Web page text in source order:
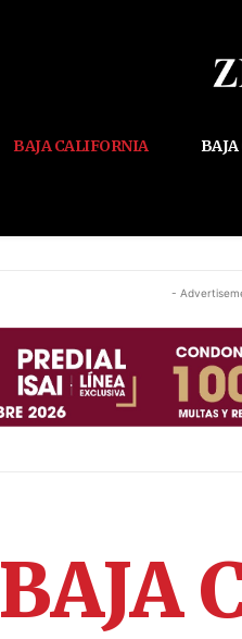
BAJA CALIFORNIA BAJA
-
BAJA